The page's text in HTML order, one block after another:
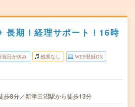
長期！経理サポート！16時
祝日が休み 残業なし WEB登録OK
歩8分／新津田沼駅から徒歩13分